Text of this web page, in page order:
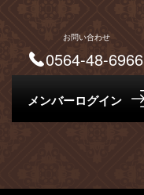
お問い合わせ
0564-48-6966